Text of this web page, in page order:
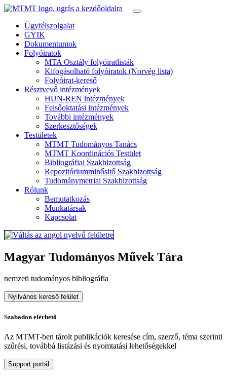
Ügyfélszolgalat
GYIK
Dokumentumok
Folyóiratok
MTA Osztály folyóiratlisták
Kifogásolható folyóiratok (Norvég lista)
Folyóirat-kereső
Résztvevő intézmények
HUN-REN intézmények
Felsőoktatási intézmények
További intézmények
Szerkesztőségek
Testületek
MTMT Tudományos Tanács
MTMT Koordinációs Testület
Bibliográfiai Szakbizottság
Repozitóriumminősitő Szakbizottság
Tudománymetriai Szakbizottság
Rólunk
Bemutatkozás
Munkatársak
Kapcsolat
Magyar Tudományos Művek Tára
nemzeti tudományos bibliográfia
Nyilvános kereső felület
Szabadon elérhető
Az MTMT-ben tárolt publikációk keresése cím, szerző, téma szerinti
szűrési, továbbá listázási és nyomtatási lehetőségekkel
Support portál